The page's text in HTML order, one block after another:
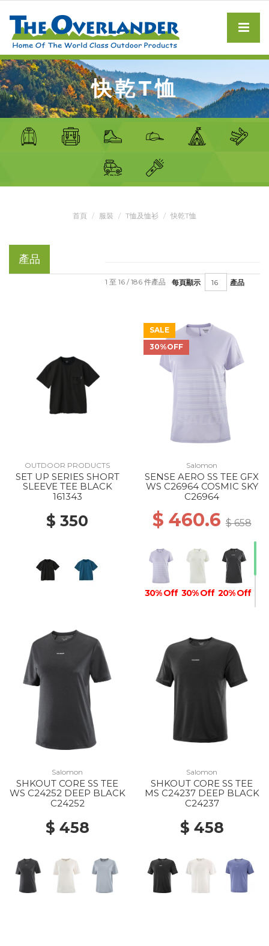
快乾T恤
首頁 服裝 T恤及恤衫 快乾T恤
產品
每頁顯示 產品
1 至 16 / 186 件產品
OUTDOOR PRODUCTS
SET UP SERIES SHORT
SLEEVE TEE BLACK
161343
$ 350
SALE
30%OFF
Salomon
SENSE AERO SS TEE GFX
WS C26964 COSMIC SKY
C26964
$ 460.6$ 658
30% Off 30% Off 20% Off
Salomon
SHKOUT CORE SS TEE
WS C24252 DEEP BLACK
C24252
$ 458
Salomon
SHKOUT CORE SS TEE
MS C24237 DEEP BLACK
C24237
$ 458